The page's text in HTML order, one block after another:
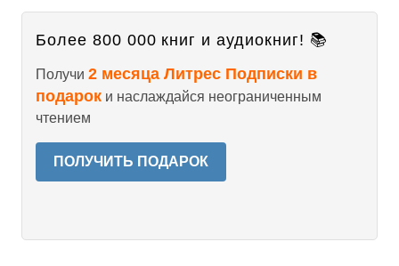
Более 800 000 книг и аудиокниг! 📚
Получи 2 месяца Литрес Подписки в
подарок и наслаждайся неограниченным
чтением
ПОЛУЧИТЬ ПОДАРОК